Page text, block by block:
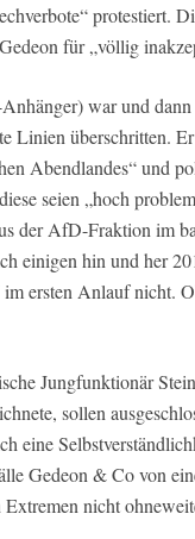
protestiert.
für „völlig
war und dann
Linien überschritten.
Abendlandes“ und
seien „hoch
der AfD-Fraktion im
einigen hin und her
ersten Anlauf nicht.
Jungfunktionär
sollen
eine
Gedeon & Co von
nicht